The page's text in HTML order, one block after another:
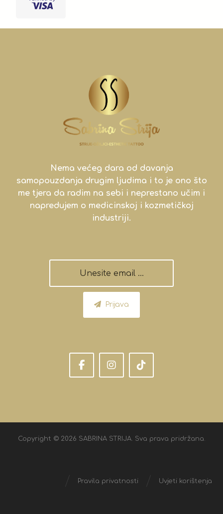
Nema većeg dara od davanja
samopouzdanja drugim ljudima i to je ono što
me tjera da radim na sebi i neprestano učim i
napredujem o medicinskoj i kozmetičkoj
industriji.
Prijava
Copyright © 2026 SABRINA STRIJA. Sva prava pridržana.
Uvjeti korištenja
Pravila privatnosti